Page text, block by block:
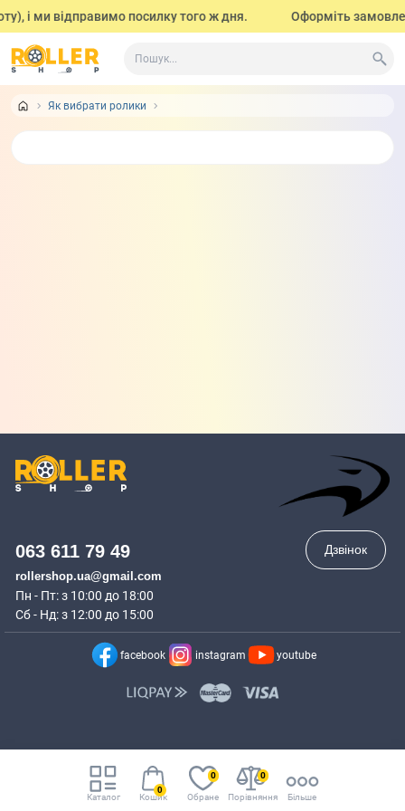
і ми відправимо посилку того ж дня. Оформіть
Каталог
0
Кошик Обране
0
Порівняння
0
Більше
Як вибрати ролики
063 611 79 49
rollershop.ua@gmail.com
Пн - Пт: з 10:00 до 18:00
Сб - Нд: з 12:00 до 15:00
Дзвінок
facebook instagram youtube